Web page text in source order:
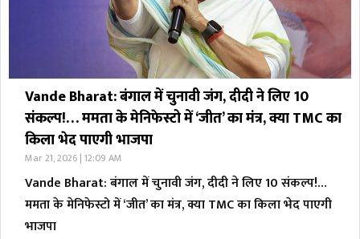
Vande Bharat: बंगाल में चुनावी जंग, दीदी ने लिए 10
संकल्प!… ममता के मेनिफेस्टो में ‘जीत’ का मंत्र, क्या TMC का
किला भेद पाएगी भाजपा
Mar 21, 2026 | 12:09 AM
Vande Bharat: बंगाल में चुनावी जंग, दीदी ने लिए 10 संकल्प!…
ममता के मेनिफेस्टो में ‘जीत’ का मंत्र, क्या TMC का किला भेद पाएगी
भाजपा